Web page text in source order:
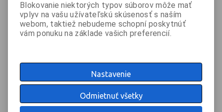
* typ: 10" širokopásmový reproduktor aktívny
* basový reproduktor: 10" ferit
* výškový reproduktorr: 1.75" kompresný neodymový driver
* max SPL: 129 dB
* frekvencia crossoveru: 2.0kHz
* typ zosilňovača: Trieda D
* maximálny výkon: 2000 W v špičke
Blokovanie niektorých typov súborov môže mať
vplyv na vašu užívateľskú skúsenosť s naším
webom, taktiež nebudeme schopní poskytnúť
vám ponuku na základe vašich preferencií.
Nastavenie
Odmietnuť všetky